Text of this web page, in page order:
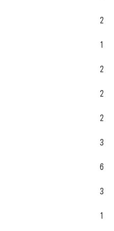
2
1
2
2
2
3
6
3
1